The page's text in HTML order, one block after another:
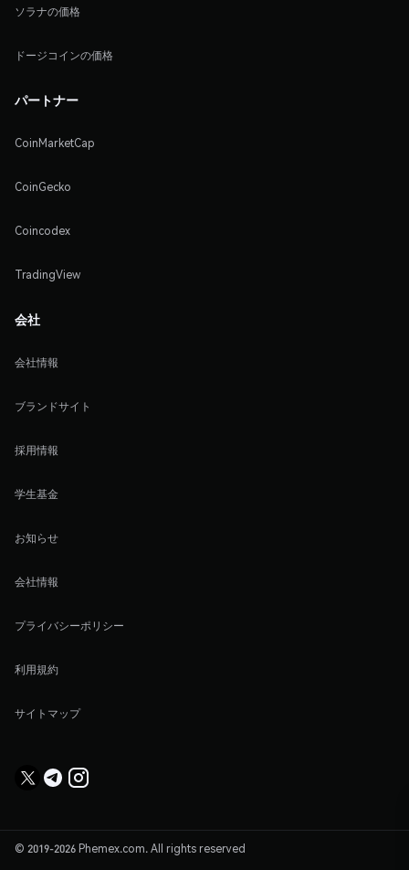
ソラナの価格
ドージコインの価格
パートナー
CoinMarketCap
CoinGecko
Coincodex
TradingView
会社
会社情報
ブランドサイト
採用情報
学生基金
お知らせ
会社情報
プライバシーポリシー
利用規約
サイトマップ
© 2019-2026 Phemex.com. All rights reserved